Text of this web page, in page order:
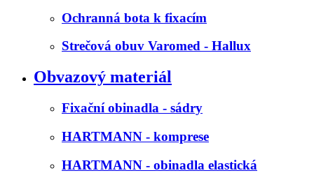
Ochranná bota k fixacím
Strečová obuv Varomed - Hallux
Obvazový materiál
Fixační obinadla - sádry
HARTMANN - komprese
HARTMANN - obinadla elastická